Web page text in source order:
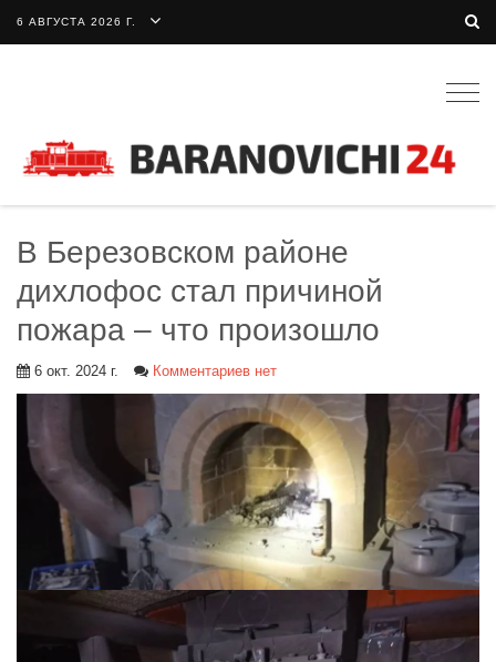
6 АВГУСТА 2026 Г.
В Березовском районе
дихлофос стал причиной
пожара – что произошло
6 окт. 2024 г. Комментариев нет